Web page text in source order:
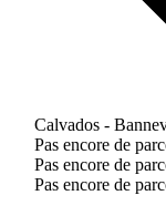
Calvados -
Pas encore de
Pas encore de
Pas encore de